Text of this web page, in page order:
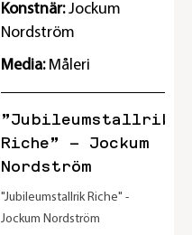
Konstnär:Jockum
Nordström
Media: Måleri
”Jubileumstallrik
Riche” – Jockum
Nordström
"Jubileumstallrik Riche" -
Jockum Nordström